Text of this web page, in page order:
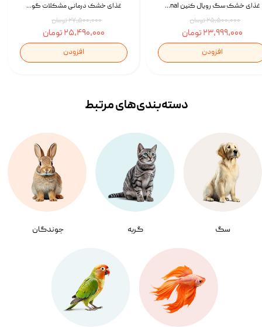
غذای خشک درمانی مشکلات گوارشی سگ رویال کنین Royal Canin Hypoallergenic وزن 7 کیلوگرم | پت استوک
۲۷,۵۰۰,۰۰۰ تومان
۲۵,۴۹۰,۰۰۰ تومان
افزودن
غذای خشک سگ رویال کنین Royal Canin Gastrointestinal وزن 7.5 کیلوگرم | پت استوک
۲۵,۵۰۰,۰۰۰ تومان
۲۳,۹۹۹,۰۰۰ تومان
افزودن
سگ گربه جوندگان
دسته‌بندی‌‌های مرتبط